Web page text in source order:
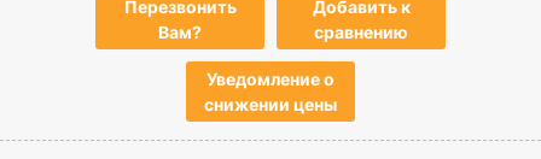
Перезвонить
Вам?
Добавить к
сравнению
Уведомление о
снижении цены